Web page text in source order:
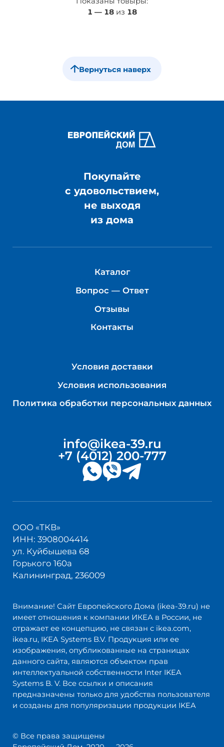
1 — 18из 18
Вернуться наверх
Покупайте
с удовольствием,
не выходя
из дома
Каталог
Вопрос — Ответ
Отзывы
Контакты
Условия доставки
Условия использования
Политика обработки персональных данных
info@ikea-39.ru
+7 (4012) 200-777
ООО «ТКВ»
ИНН: 3908004414
ул. Куйбышева 68
Горького 160а
Калининград, 236009
Внимание! Сайт Европейского Дома (ikea-39.ru) не
имеет отношения к компании ИКЕА в России, не
отражает ее концепцию, не связан с ikea.com,
ikea.ru, IKEA Systems B.V. Продукция или ее
изображения, опубликованные на страницах
данного сайта, являются объектом прав
интеллектуальной собственности Inter IKEA
Systems B. V. Все ссылки и описания
предназначены только для удобства пользователя
и созданы для популяризации продукции IKEA
© Все права защищены